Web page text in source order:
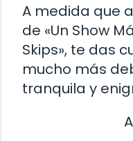
A medida que
de «Un Show
Skips», te das
mucho más
tranquila y